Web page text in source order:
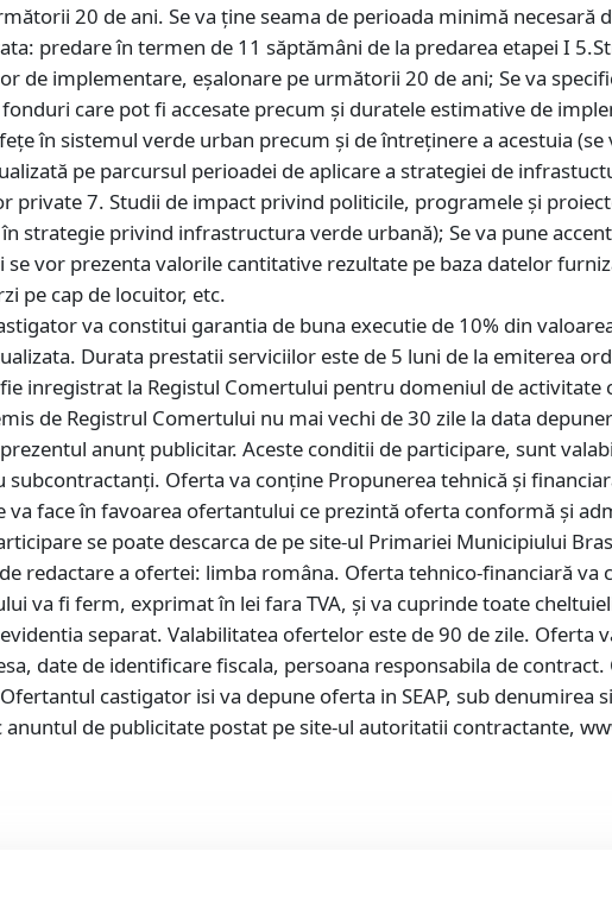
20 de ani. Se va ține seama de perioada minimă necesară
predare în termen de 11 săptămâni de la predarea etapei I
de implementare, eșalonare pe următorii 20 de ani; Se va
care pot fi accesate precum și duratele estimative de
în sistemul verde urban precum și de întreținere a acestuia
pe parcursul perioadei de aplicare a strategiei de
7. Studii de impact privind politicile, programele și
strategie privind infrastructura verde urbană); Se va pune
vor prezenta valorile cantitative rezultate pe baza datelor
pe cap de locuitor, etc.
va constitui garantia de buna executie de 10% din
Durata prestatii serviciilor este de 5 luni de la emiterea
inregistrat la Registul Comertului pentru domeniul de activitate
de Registrul Comertului nu mai vechi de 30 zile la data
anunț publicitar. Aceste conditii de participare, sunt
Oferta va conține Propunerea tehnică și
face în favoarea ofertantului ce prezintă oferta conformă și
se poate descarca de pe site-ul Primariei Municipiului
redactare a ofertei: limba româna. Oferta tehnico-financiară va
va fi ferm, exprimat în lei fara TVA, și va cuprinde toate
separat. Valabilitatea ofertelor este de 90 de zile. Oferta
date de identificare fiscala, persoana responsabila de
castigator isi va depune oferta in SEAP, sub denumirea
de publicitate postat pe site-ul autoritatii contractante,